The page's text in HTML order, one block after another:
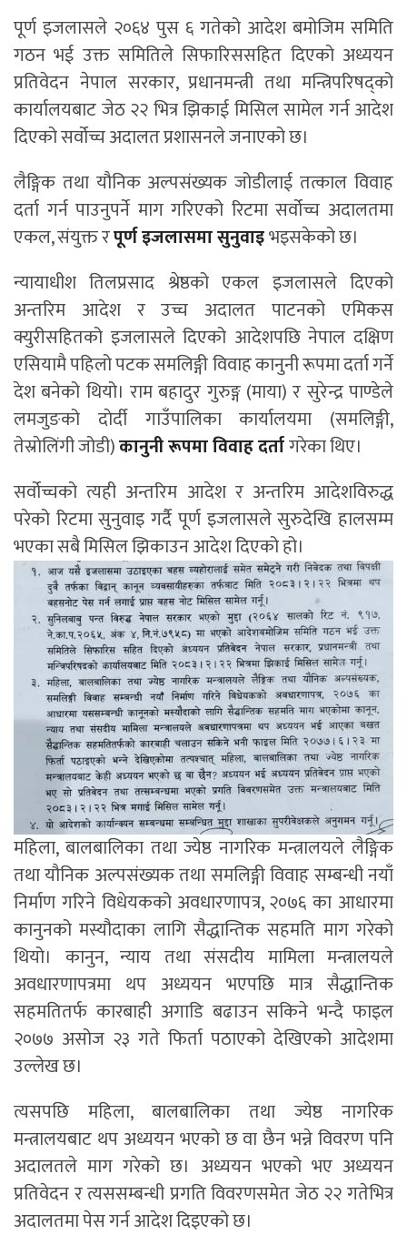
पूर्ण इजलासले २०६४ पुस ६ गतेको आदेश बमोजिम समिति
गठन भई उक्त समितिले सिफारिससहित दिएको अध्ययन
प्रतिवेदन नेपाल सरकार, प्रधानमन्त्री तथा मन्त्रिपरिषद्को
कार्यालयबाट जेठ २२ भित्र झिकाई मिसिल सामेल गर्न आदेश
दिएको सर्वोच्च अदालत प्रशासनले जनाएको छ।
लैङ्गिक तथा यौनिक अल्पसंख्यक जोडीलाई तत्काल विवाह
दर्ता गर्न पाउनुपर्ने माग गरिएको रिटमा सर्वोच्च अदालतमा
एकल, संयुक्त रपूर्ण इजलासमा सुनुवाइभइसकेको छ।
न्यायाधीश तिलप्रसाद श्रेष्ठको एकल इजलासले दिएको
अन्तरिम आदेश र उच्च अदालत पाटनको एमिकस
क्युरीसहितको इजलासले दिएको आदेशपछि नेपाल दक्षिण
एसियामै पहिलो पटक समलिङ्गी विवाह कानुनी रूपमा दर्ता गर्ने
देश बनेको थियो। राम बहादुर गुरुङ्ग (माया) र सुरेन्द्र पाण्डेले
लमजुङको दाेर्दी गाउँपालिका कार्यालयमा (समलिङ्गी,
तेस्राेलिंगी जोडी)कानुनी रूपमा विवाह दर्तागरेका थिए।
सर्वोच्चको त्यही अन्तरिम आदेश र अन्तरिम आदेशविरुद्ध
परेको रिटमा सुनुवाइ गर्दै पूर्ण इजलासले सुरुदेखि हालसम्म
भएका सबै मिसिल झिकाउन आदेश दिएको हो।
महिला, बालबालिका तथा ज्येष्ठ नागरिक मन्त्रालयले लैङ्गिक
तथा यौनिक अल्पसंख्यक तथा समलिङ्गी विवाह सम्बन्धी नयाँ
निर्माण गरिने विधेयकको अवधारणापत्र, २०७६ का आधारमा
कानुनको मस्यौदाका लागि सैद्धान्तिक सहमति माग गरेको
थियो। कानुन, न्याय तथा संसदीय मामिला मन्त्रालयले
अवधारणापत्रमा थप अध्ययन भएपछि मात्र सैद्धान्तिक
सहमतितर्फ कारबाही अगाडि बढाउन सकिने भन्दै फाइल
२०७७ असोज २३ गते फिर्ता पठाएको देखिएको आदेशमा
उल्लेख छ।
त्यसपछि महिला, बालबालिका तथा ज्येष्ठ नागरिक
मन्त्रालयबाट थप अध्ययन भएको छ वा छैन भन्ने विवरण पनि
अदालतले माग गरेको छ। अध्ययन भएको भए अध्ययन
प्रतिवेदन र त्यससम्बन्धी प्रगति विवरणसमेत जेठ २२ गतेभित्र
अदालतमा पेस गर्न आदेश दिइएको छ।